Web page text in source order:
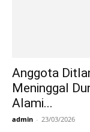
Anggota
Meninggal
Alami...
admin - 23/03/2026